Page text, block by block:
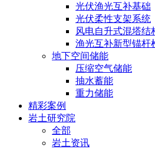
光伏渔光互补基础
光伏柔性支架系统
风电自升式混塔结
渔光互补新型锚杆
地下空间储能
压缩空气储能
抽水蓄能
重力储能
精彩案例
岩土研究院
全部
岩土资讯